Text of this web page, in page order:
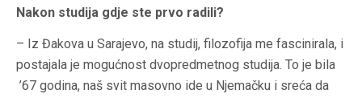
Nakon studija gdje ste prvo radili?
– Iz Đakova u Sarajevo, na studij, filozofija me fascinirala, i
postajala je mogućnost dvopredmetnog studija. To je bila
’67 godina, naš svit masovno ide u Njemačku i sreća da